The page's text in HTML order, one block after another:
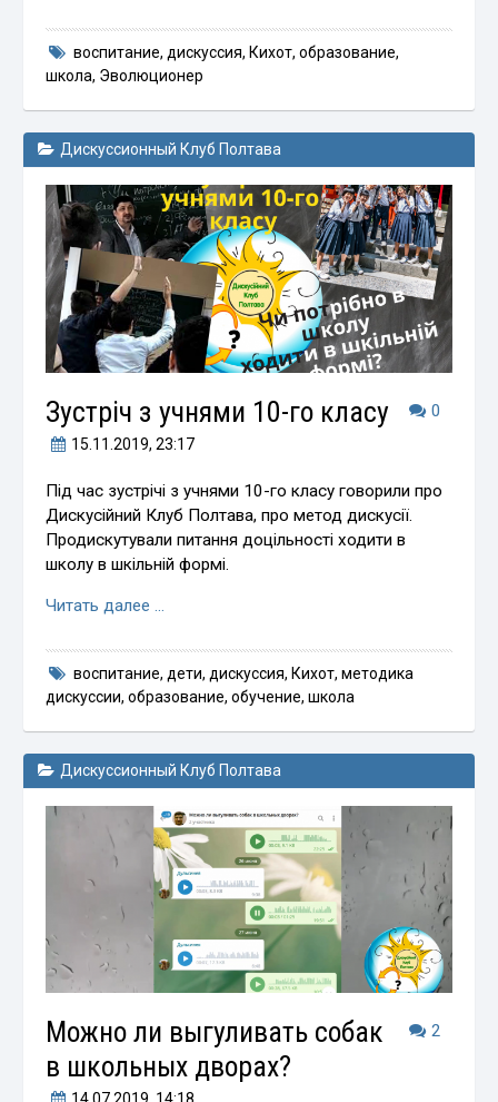
воспитание, дискуссия, Кихот, образование,
школа, Эволюционер
Дискуссионный Клуб Полтава
0
Зустріч з учнями 10-го класу
15.11.2019, 23:17
Під час зустрічі з учнями 10-го класу говорили про
Дискусійний Клуб Полтава, про метод дискусії.
Продискутували питання доцільності ходити в
школу в шкільній формі.
Читать далее …
воспитание, дети, дискуссия, Кихот, методика
дискуссии,образование,обучение,школа
Дискуссионный Клуб Полтава
2
Можно ли выгуливать собак
в школьных дворах?